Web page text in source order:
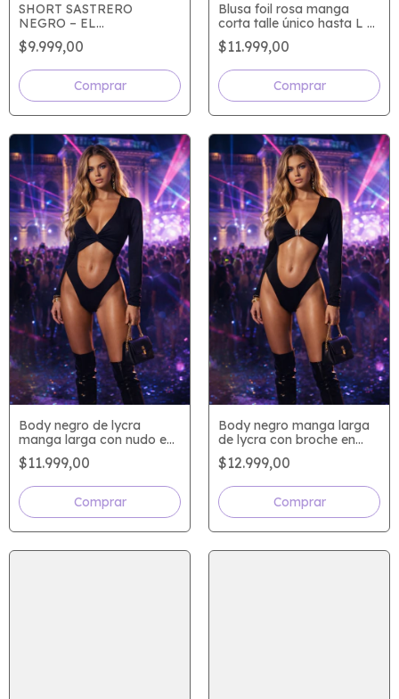
SHORT SASTRERO
NEGRO – EL
IMPRESCINDIBLE QUE
ELEVA TODO TU LOOK
$9.999,00
Blusa foil rosa manga
corta talle único hasta L /
3
$11.999,00
Body negro de lycra
manga larga con nudo en
el busto
$11.999,00
Body negro manga larga
de lycra con broche en
busto
$12.999,00